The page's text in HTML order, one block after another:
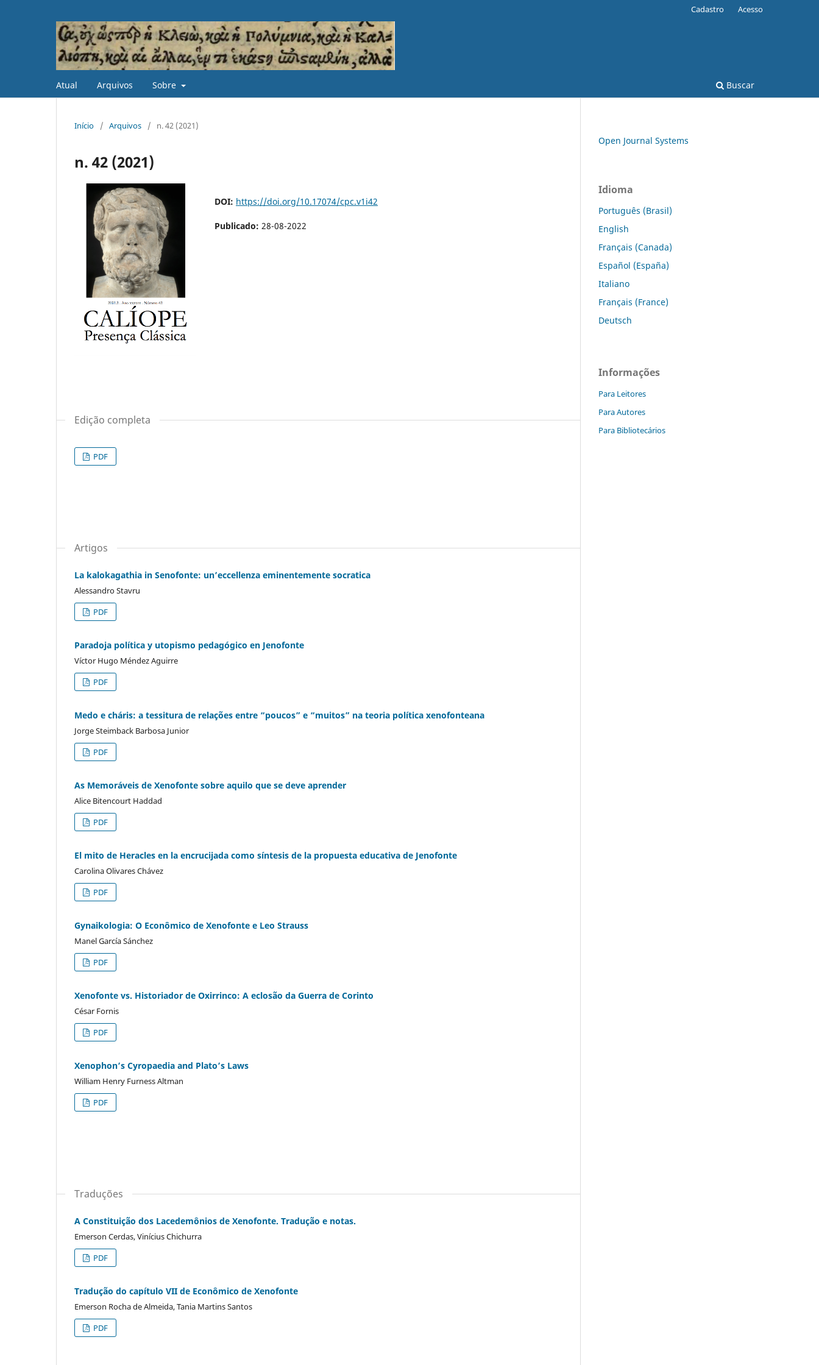
Atual Arquivos Sobre Buscar
Cadastro Acesso
Início / Arquivos / n. 42 (2021)
n. 42 (2021)
DOI: https://doi.org/10.17074/cpc.v1i42
Publicado: 28-08-2022
Edição completa
PDF
Artigos
La kalokagathia in Senofonte: un’eccellenza eminentemente socratica
Alessandro Stavru
PDF
Paradoja política y utopismo pedagógico en Jenofonte
Víctor Hugo Méndez Aguirre
PDF
Medo e cháris: a tessitura de relações entre “poucos” e “muitos” na teoria política xenofonteana
Jorge Steimback Barbosa Junior
PDF
As Memoráveis de Xenofonte sobre aquilo que se deve aprender
Alice Bitencourt Haddad
PDF
El mito de Heracles en la encrucijada como síntesis de la propuesta educativa de Jenofonte
Carolina Olivares Chávez
PDF
Gynaikologia: O Econômico de Xenofonte e Leo Strauss
Manel García Sánchez
PDF
Xenofonte vs. Historiador de Oxirrinco: A eclosão da Guerra de Corinto
César Fornis
PDF
Xenophon’s Cyropaedia and Plato’s Laws
William Henry Furness Altman
PDF
Traduções
A Constituição dos Lacedemônios de Xenofonte. Tradução e notas.
Emerson Cerdas, Vinícius Chichurra
PDF
Tradução do capítulo VII de Econômico de Xenofonte
Emerson Rocha de Almeida, Tania Martins Santos
PDF
Open Journal Systems
Idioma
Português (Brasil)
English
Français (Canada)
Español (España)
Italiano
Français (France)
Deutsch
Informações
Para Leitores
Para Autores
Para Bibliotecários